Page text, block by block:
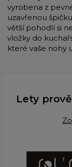
vyrobena z
uzavřenou
větší pohodlí si
vložky do
které vaše nohy
Lety